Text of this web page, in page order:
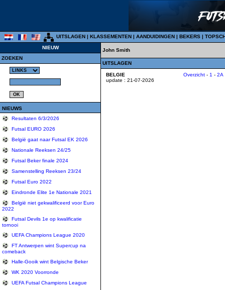
UITSLAGEN | KLASSEMENTEN | AANDUIDINGEN | BEKERS |
NIEUW
ZOEKEN
NIEUWS
Resultaten 6/3/2026
Futsal EURO 2026
België gaat naar Futsal EK 2026
Nationale Reeksen 24/25
Futsal Beker finale 2024
Samenstelling Reeksen 23/24
Futsal Euro 2022
Eindronde Elite 1e Nationale 2021
België niet gekwalificeerd voor Euro
2022
Futsal Devils 1e op kwalificatie
tornooi
UEFA Champions League 2020
FT Antwerpen wint Supercup na
comeback
Halle-Gooik wint Belgische Beker
WK 2020 Voorronde
UEFA Futsal Champions League
John Smith
UITSLAGEN
BELGIE
update : 21-07-2026
Overzicht - 1 - 2A